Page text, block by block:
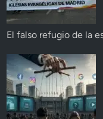
El falso refugio de la